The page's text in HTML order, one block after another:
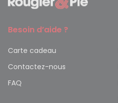
Besoin d’aide ?
Carte cadeau
Contactez-nous
FAQ